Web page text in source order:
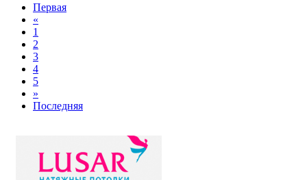
Первая
«
1
2
3
4
5
»
Последняя